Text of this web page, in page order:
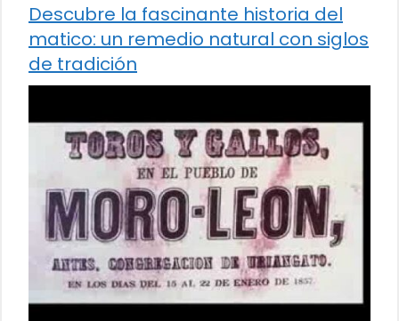
Descubre la fascinante historia del
matico: un remedio natural con siglos
de tradición